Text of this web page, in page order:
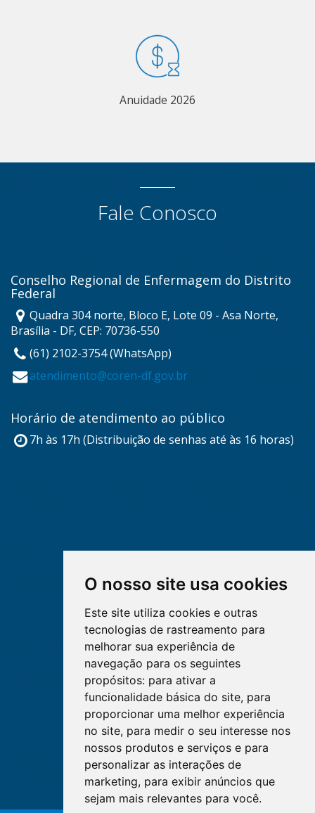
O nosso site usa cookies
Este site utiliza cookies e outras
tecnologias de rastreamento para
melhorar sua experiência de
navegação para os seguintes
propósitos: para ativar a
funcionalidade básica do site, para
proporcionar uma melhor experiência
no site, para medir o seu interesse nos
nossos produtos e serviços e para
personalizar as interações de
marketing, para exibir anúncios que
sejam mais relevantes para você.
Anuidade 2026
Fale Conosco
Conselho Regional de Enfermagem do Distrito
Federal
Quadra 304 norte, Bloco E, Lote 09 - Asa Norte,
Brasília - DF, CEP: 70736-550
(61) 2102-3754 (WhatsApp)
atendimento@coren-df.gov.br
Horário de atendimento ao público
7h às 17h (Distribuição de senhas até às 16 horas)